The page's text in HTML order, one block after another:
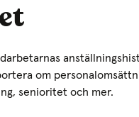
om
senioritet och mer.